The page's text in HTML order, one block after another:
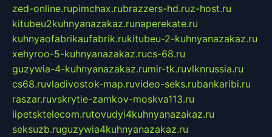
zed-online.rupimchax.rubrazzers-hd.ruz-host.ru
kitubeu2kuhnyanazakaz.runaperekate.ru
kuhnyaofabrikaufabrik.rukitubeu-2-kuhnyanazakaz.ru
xehyroo-5-kuhnyanazakaz.rucs-68.ru
guzywia-4-kuhnyanazakaz.rumir-tk.ruvlknrussia.ru
cs68.ruvladivostok-map.ruvideo-seks.rubankaribi.ru
raszar.ruvskrytie-zamkov-moskva113.ru
lipetsktelecom.rutovudyi4kuhnyanazakaz.ru
seksuzb.ruguzywia4kuhnyanazakaz.ru